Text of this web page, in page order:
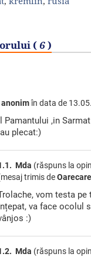
(6)
anonimîn data de
Pamantului ,in
plecat:)
Mda (răspuns la
trimis deOarecare
vom testa pe
va face ocolul
:)
Mda (răspuns la